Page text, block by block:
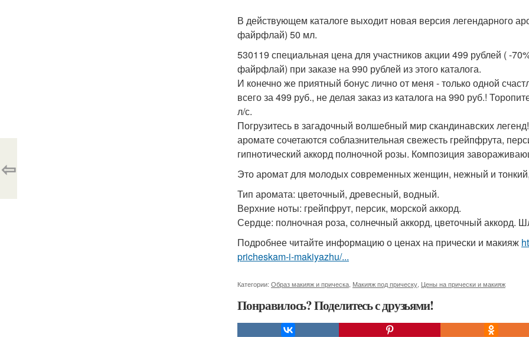
В действующем каталоге выходит новая версия легендарного
файрфлай) 50 мл.
530119 специальная цена для участников акции 499 рублей ( -
файрфлай) при заказе на 990 рублей из этого каталога.
И конечно же приятный бонус лично от меня - только одной
всего за 499 руб., не делая заказ из каталога на 990 руб.!
л/с.
Погрузитесь в загадочный волшебный мир скандинавских
аромате сочетаются соблазнительная свежесть грейпфрута,
гипнотический аккорд полночной розы. Композиция
Это аромат для молодых современных женщин, нежный и
Тип аромата: цветочный, древесный, водный.
Верхние ноты: грейпфрут, персик, морской аккорд.
Сердце: полночная роза, солнечный аккорд, цветочный аккорд.
Подробнее читайте информацию о ценах на прически и макияж
pricheskam-i-makiyazhu/...
Категории: Образ макияж и прическа Макияж под прическу Цены на прически и макияж
Понравилось? Поделитесь с друзьями!
⇦